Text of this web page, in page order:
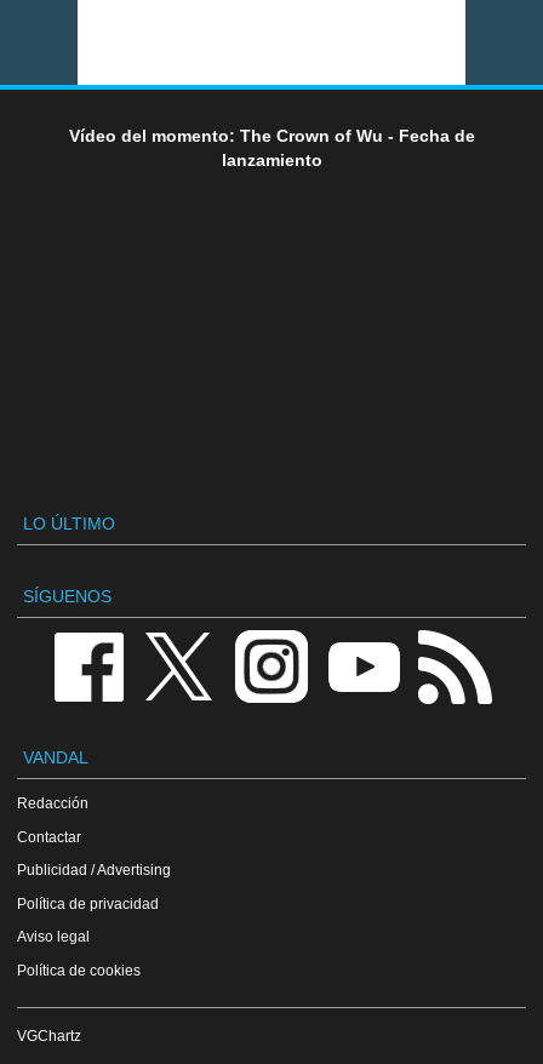
Vídeo del momento: The Crown of Wu - Fecha de
lanzamiento
LO ÚLTIMO
SÍGUENOS
VANDAL
Redacción
Contactar
Publicidad / Advertising
Política de privacidad
Aviso legal
Política de cookies
VGChartz